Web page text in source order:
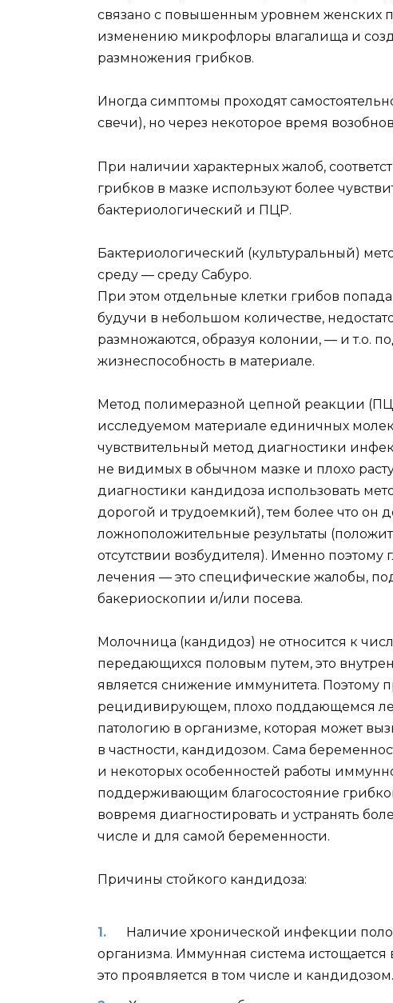
связано с повышенным уровнем женских
изменению микрофлоры влагалища и
размножения грибков.
Иногда симптомы проходят
свечи), но через некоторое время
При наличии характерных жалоб,
грибков в мазке используют более
бактериологический и ПЦР.
Бактериологический (культуральный)
среду — среду Сабуро.
При этом отдельные клетки грибов
будучи в небольшом количестве,
размножаются, образуя колонии, — и т.о.
жизнеспособность в материале.
Метод полимеразной цепной реакции
исследуемом материале единичных
чувствительный метод диагностики
не видимых в обычном мазке и плохо
диагностики кандидоза использовать
дорогой и трудоемкий), тем более что он
ложноположительные результаты
отсутствии возбудителя). Именно
лечения — это специфические жалобы,
бакериоскопии и/или посева.
Молочница (кандидоз) не относится к
передающихся половым путем, это
является снижение иммунитета. Поэтому
рецидивирующем, плохо поддающемся
патологию в организме, которая может
в частности, кандидозом. Сама
и некоторых особенностей работы
поддерживающим благосостояние
вовремя диагностировать и устранять
числе и для самой беременности.
Причины стойкого кандидоза:
Наличие хронической инфекции
организма. Иммунная система
это проявляется в том числе и кандидозом.